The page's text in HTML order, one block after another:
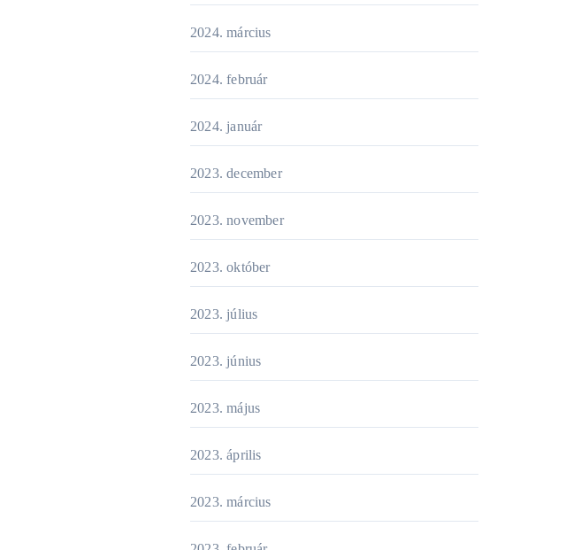
2024. március
2024. február
2024. január
2023. december
2023. november
2023. október
2023. július
2023. június
2023. május
2023. április
2023. március